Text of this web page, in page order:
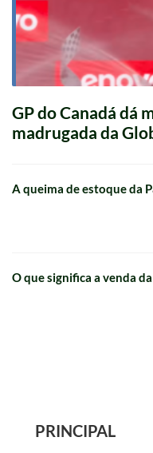
GP do Canadá dá
madrugada da
A queima de estoque da
O que significa a venda
PRINCIPAL